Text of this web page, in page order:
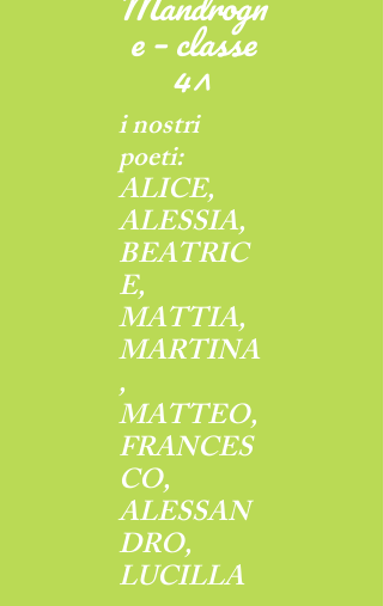
e – classe
4^
i nostri
poeti:
ALICE,
ALESSIA,
BEATRIC
E,
MATTIA,
MARTINA
,
MATTEO,
FRANCES
CO,
ALESSAN
DRO,
LUCILLA